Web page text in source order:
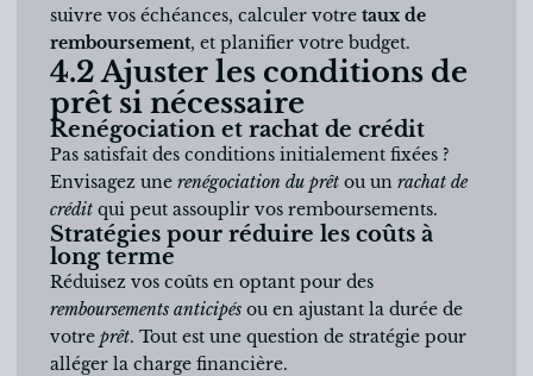
suivre vos échéances, calculer votre taux de
remboursement, et planifier votre budget.
4.2 Ajuster les conditions de
prêt si nécessaire
Renégociation et rachat de crédit
Pas satisfait des conditions initialement fixées ?
Envisagez une renégociation du prêt ou un rachat de
crédit qui peut assouplir vos remboursements.
Stratégies pour réduire les coûts à
long terme
Réduisez vos coûts en optant pour des
remboursements anticipés ou en ajustant la durée de
votre prêt. Tout est une question de stratégie pour
alléger la charge financière.